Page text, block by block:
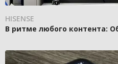
HISENSE
В ритме любого контента: